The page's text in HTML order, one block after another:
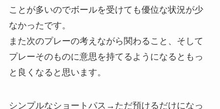
ことが多いのでボールを受けても優位な状況が少
なかったです。
また次のプレーの考えながら関わること、そして
プレーそのものに意思を持てるようになるともっ
と良くなると思います。
シンプルなショートパス→ただ預けるだけになっ